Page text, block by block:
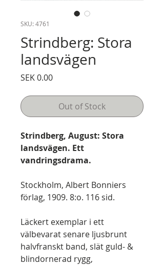
SKU: 4761
Strindberg: Stora
landsvägen
SEK 0.00Price
Out of Stock
Strindberg, August: Stora
landsvägen. Ett
vandringsdrama.
Stockholm, Albert Bonniers
förlag, 1909. 8:o. 116 sid.
Läckert exemplar i ett
välbevarat senare ljusbrunt
halvfranskt band, slät guld- &
blindornerad rygg,